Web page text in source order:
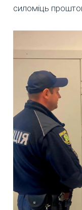
силоміць